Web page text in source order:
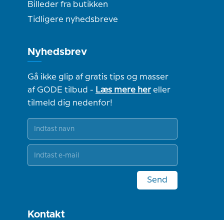
Billeder fra butikken
Tidligere nyhedsbreve
Nyhedsbrev
Gå ikke glip af gratis tips og masser
af GODE tilbud - Læs mere hereller
tilmeld dig nedenfor!
Send
Kontakt